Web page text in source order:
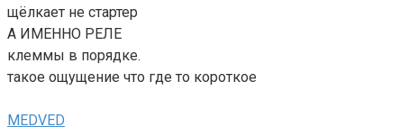
щёлкает не стартер
А ИМЕННО РЕЛЕ
клеммы в порядке.
такое ощущение что где то короткое
MEDVED